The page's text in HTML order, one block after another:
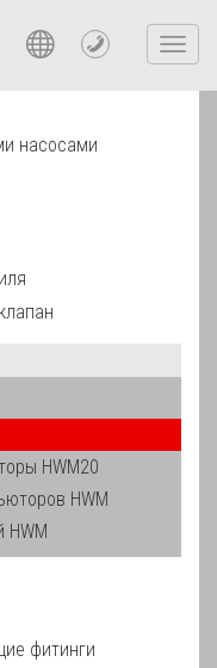
насосами
HWM20
HWM
HWM
фитинги